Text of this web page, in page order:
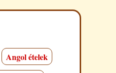
Angol ételek